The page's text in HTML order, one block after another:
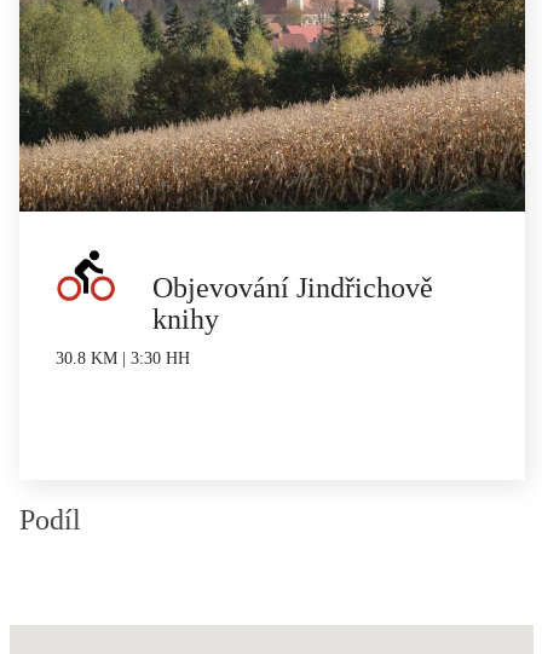
Objevování Jindřichově
knihy
30.8 KM | 3:30 HH
Podíl